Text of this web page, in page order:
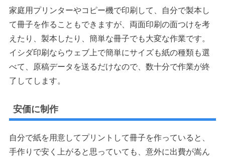
家庭用プリンターやコピー機で印刷して、自分で製本し
て冊子を作ることもできますが、両面印刷の面つけを考
えたり、製本したり、簡単な冊子でも大変な作業です。
イシダ印刷ならウェブ上で簡単にサイズも紙の種類も選
べて、原稿データを送るだけなので、数十分で作業が終
了してします。
安価に制作
自分で紙を用意してプリントして冊子を作っていると、
手作りで安く上がると思っていても、意外に出費が嵩ん